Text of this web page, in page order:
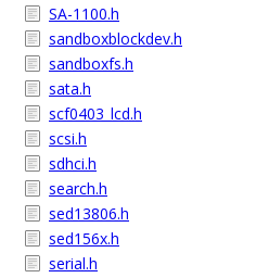
SA-1100.h
sandboxblockdev.h
sandboxfs.h
sata.h
scf0403_lcd.h
scsi.h
sdhci.h
search.h
sed13806.h
sed156x.h
serial.h